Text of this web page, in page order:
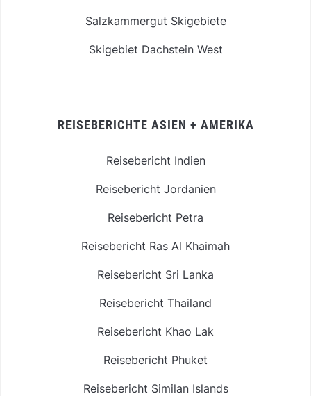
Salzkammergut Skigebiete
Skigebiet Dachstein West
REISEBERICHTE ASIEN + AMERIKA
Reisebericht Indien
Reisebericht Jordanien
Reisebericht Petra
Reisebericht Ras Al Khaimah
Reisebericht Sri Lanka
Reisebericht Thailand
Reisebericht Khao Lak
Reisebericht Phuket
Reisebericht Similan Islands